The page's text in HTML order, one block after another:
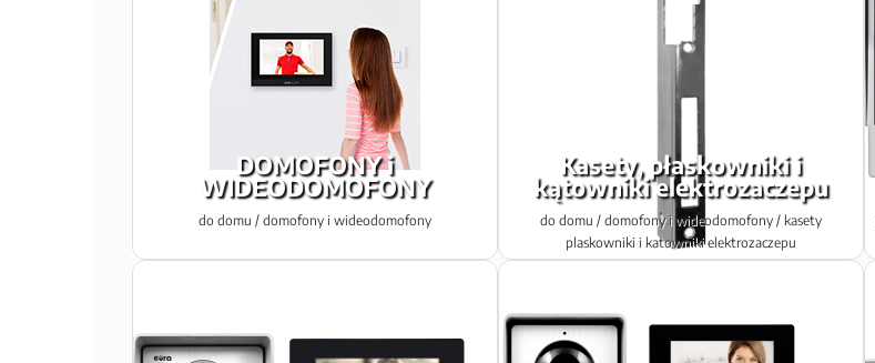
DOMOFONY i
WIDEODOMOFONY
do domu / domofony i wideodomofony
Kasety, płaskowniki i
kątowniki elektrozaczepu
do domu / domofony i wideodomofony / kasety
plaskowniki i katowniki elektrozaczepu